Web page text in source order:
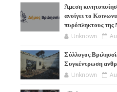
Άμεση
ανοίγει το
πυρόπληκτους της
Unknown
Σύλλογος
Συγκέντρωση
Unknown